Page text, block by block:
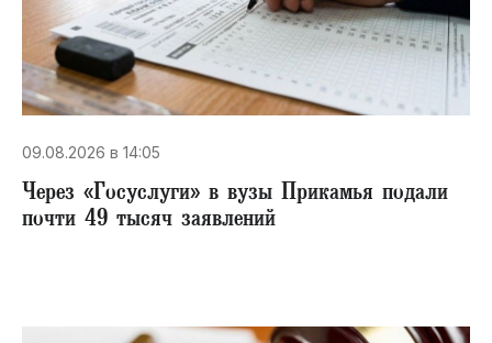
09.08.2026 в 14:05
Через «Госуслуги» в вузы Прикамья подали
почти 49 тысяч заявлений